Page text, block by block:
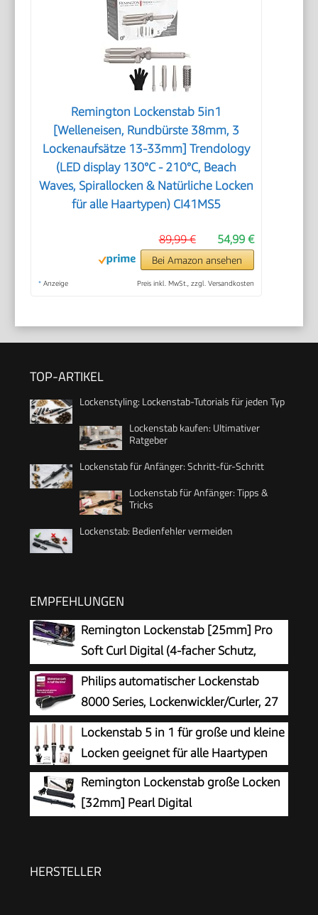
Remington Lockenstab 5in1
[Welleneisen, Rundbürste 38mm, 3
Lockenaufsätze 13-33mm] Trendology
(LED display 130°C - 210°C, Beach
Waves, Spirallocken & Natürliche Locken
für alle Haartypen) CI41MS5
54,99 €
89,99 €
Bei Amazon ansehen
* Anzeige Preis inkl. MwSt., zzgl. Versandkosten
TOP-ARTIKEL
Lockenstyling: Lockenstab-Tutorials für jeden Typ
Lockenstab kaufen: Ultimativer
Ratgeber
Lockenstab für Anfänger: Schritt-für-Schritt
Lockenstab für Anfänger: Tipps &
Tricks
Lockenstab: Bedienfehler vermeiden
EMPFEHLUNGEN
Remington Lockenstab [25mm] Pro
Soft Curl Digital (4-facher Schutz,
antistatische Keramik-Turmalin-Beschichtung) -
LCD-Display 130-220°C, mit Klemme, weiche
mittelgroße & natürliche Locken, CI6525
Philips automatischer Lockenstab
8000 Series, Lockenwickler/Curler, 27
verschiedene Stylingoptionen,
Schwarz, Modell BHB876/00
Lockenstab 5 in 1 für große und kleine
Locken geeignet für alle Haartypen
Remington Lockenstab große Locken
[32mm] Pearl Digital
Hitzehandschuh, sanfte Wellen feines bis
HERSTELLER